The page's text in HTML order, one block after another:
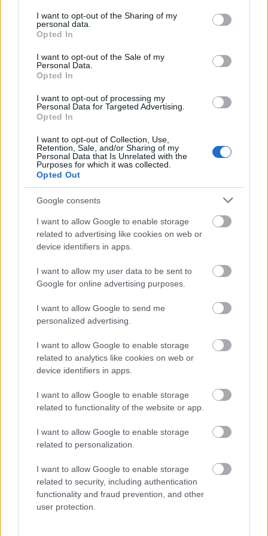
not limited to your visit or usage behaviour. You may click to
grant or deny consent to Google and its third-party tags to
use your data for below specified purposes in below Google
consent section.
I want to opt-out of the Sharing of my
personal data.
Opted In
I want to opt-out of the Sale of my
Personal Data.
Opted In
I want to opt-out of processing my
Personal Data for Targeted Advertising.
Opted In
I want to opt-out of Collection, Use,
Retention, Sale, and/or Sharing of my
Personal Data that Is Unrelated with the
Purposes for which it was collected.
Opted Out
Google consents
I want to allow Google to enable storage
related to advertising like cookies on web or
device identifiers in apps.
I want to allow my user data to be sent to
Google for online advertising purposes.
I want to allow Google to send me
personalized advertising.
I want to allow Google to enable storage
related to analytics like cookies on web or
device identifiers in apps.
I want to allow Google to enable storage
related to functionality of the website or app.
I want to allow Google to enable storage
related to personalization.
I want to allow Google to enable storage
related to security, including authentication
functionality and fraud prevention, and other
user protection.
πρώτα οι επισκέπτες με το που μπαίνουν στο σπίτι
και γι’ αυτό πρέπει να είναι όλα τακτοποιημένα με
τέτοιο τρόπο ώστε να δημιουργεί μια αίσθηση
χαλάρωσης και σε εσάς-που το χρησιμοποιείτε
περισσότερο-και στους καλεσμένους σας.